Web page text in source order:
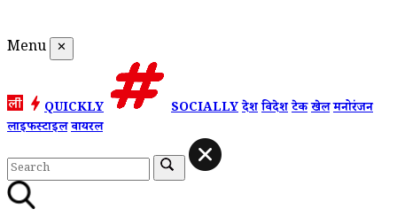
Menu ✕
QUICKLY SOCIALLYदेशविदेशटेकखेलमनोरंजन
लाइफस्टाइलवायरल